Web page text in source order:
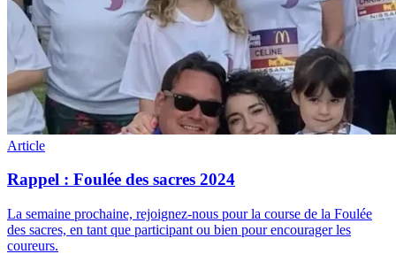
Article
Rappel : Foulée des sacres 2024
La semaine prochaine, rejoignez-nous pour la course de la Foulée
des sacres, en tant que participant ou bien pour encourager les
coureurs.